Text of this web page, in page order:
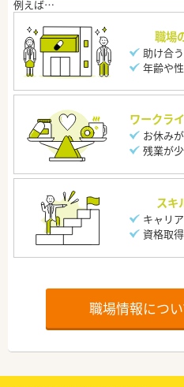
職場
助け合
年齢や
ワークラ
お休み
残業が
スキ
キャリ
資格取
職場情報につ